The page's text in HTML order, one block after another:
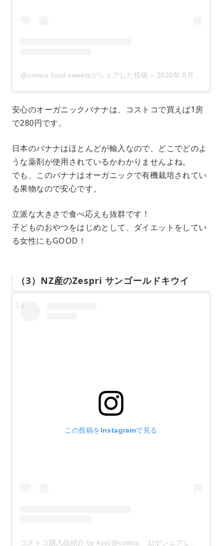
@costco.food.sweetsがシェアした投稿 – 2020年 8月月20日午前3時13分PDT
安心のオーガニックバナナは、コストコで買えば1房
で280円です。
日本のバナナはほとんどが輸入なので、どこでどのよ
うな薬剤が使用されているかわかりませんよね。
でも、このバナナはオーガニックで有機栽培されてい
る果物なので安心です。
立派な大きさで食べ応えも抜群です！
子どものおやつをはじめとして、ダイエットをしてい
る女性にもGOOD！
（3）NZ産のZespri サンゴールドキウイ
この投稿をInstagramで見る